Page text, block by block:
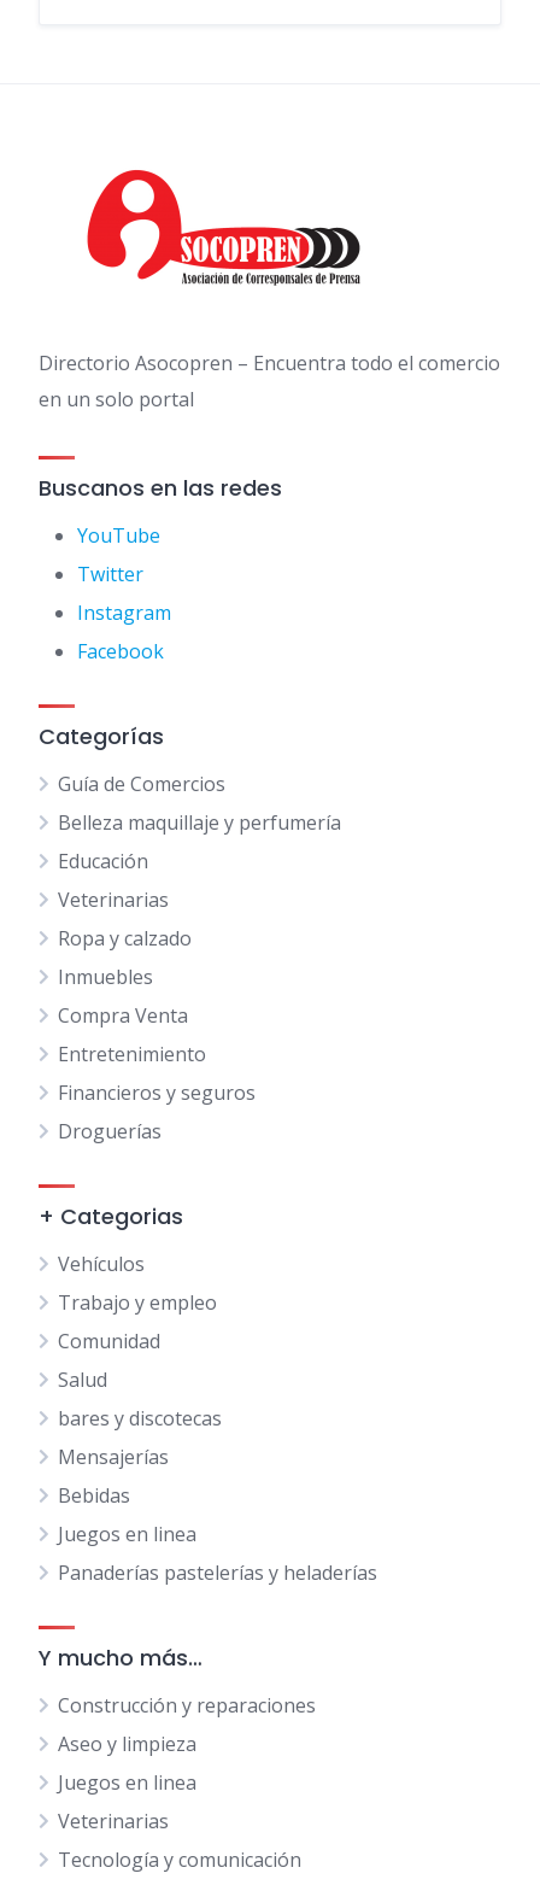
Directorio Asocopren – Encuentra todo el comercio
en un solo portal
Buscanos en las redes
YouTube
Twitter
Instagram
Facebook
Categorías
Guía de Comercios
Belleza maquillaje y perfumería
Educación
Veterinarias
Ropa y calzado
Inmuebles
Compra Venta
Entretenimiento
Financieros y seguros
Droguerías
+ Categorias
Vehículos
Trabajo y empleo
Comunidad
Salud
bares y discotecas
Mensajerías
Bebidas
Juegos en linea
Panaderías pastelerías y heladerías
Y mucho más…
Construcción y reparaciones
Aseo y limpieza
Juegos en linea
Veterinarias
Tecnología y comunicación